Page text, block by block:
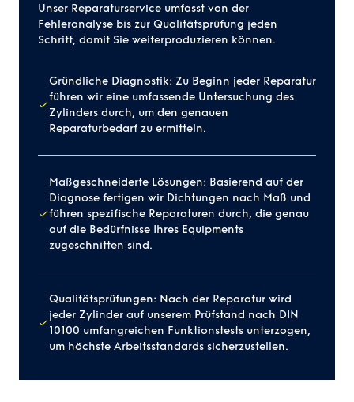
Unser Reparaturservice umfasst von der
Fehleranalyse bis zur Qualitätsprüfung jeden
Schritt, damit Sie weiterproduzieren können.
Gründliche Diagnostik: Zu Beginn jeder Reparatur
führen wir eine umfassende Untersuchung des
Zylinders durch, um den genauen
Reparaturbedarf zu ermitteln.
Maßgeschneiderte Lösungen: Basierend auf der
Diagnose fertigen wir Dichtungen nach Maß und
führen spezifische Reparaturen durch, die genau
auf die Bedürfnisse Ihres Equipments
zugeschnitten sind.
Qualitätsprüfungen: Nach der Reparatur wird
jeder Zylinder auf unserem Prüfstand nach DIN
10100 umfangreichen Funktionstests unterzogen,
um höchste Arbeitsstandards sicherzustellen.